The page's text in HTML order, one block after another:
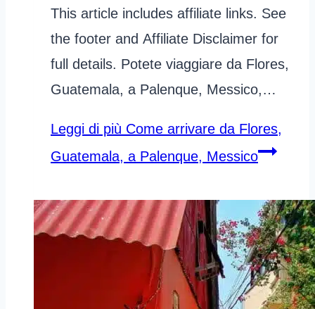
This article includes affiliate links. See
the footer and Affiliate Disclaimer for
full details. Potete viaggiare da Flores,
Guatemala, a Palenque, Messico,…
Leggi di più Come arrivare da Flores,
Guatemala, a Palenque, Messico